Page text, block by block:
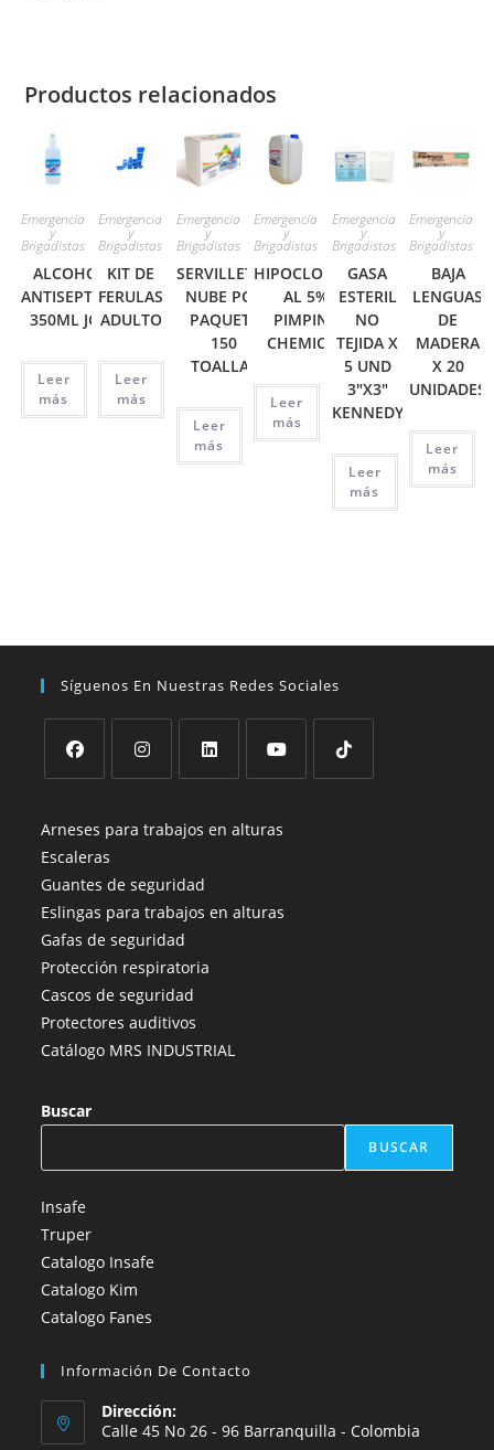
Productos relacionados
Emergencia
y
Brigadistas
ALCOHOL
ANTISEPTICO
350ML JGB
Leer
más
Emergencia
y
Brigadistas
KIT DE
FERULAS
ADULTO
Leer
más
Emergencia
y
Brigadistas
SERVILLETAS
NUBE POR
PAQUETE
150
TOALLAS
Leer
más
Emergencia
y
Brigadistas
HIPOCLORITO
AL 5%
PIMPINA
CHEMICAL
Leer
más
Emergencia
y
Brigadistas
GASA
ESTERIL
NO
TEJIDA X
5 UND
3″X3″
KENNEDY
Leer
más
Emergencia
y
Brigadistas
BAJA
LENGUAS
DE
MADERA
X 20
UNIDADES
Leer
más
Síguenos En Nuestras Redes Sociales
abre
en
una
nueva
pestaña
abre
una
nueva
pestaña
abre
una
nueva
pestaña
abre
nueva
Arneses para trabajos en alturas
Escaleras
Guantes de seguridad
Eslingas para trabajos en alturas
Gafas de seguridad
Protección respiratoria
Cascos de seguridad
Protectores auditivos
Catálogo MRS INDUSTRIAL
Buscar
BUSCAR
Insafe
Truper
Catalogo Insafe
Catalogo Kim
Catalogo Fanes
Información De Contacto
Dirección:
Calle 45 No 26 - 96 Barranquilla - Colombia